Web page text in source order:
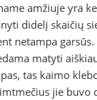
amžiuje yra
didelį skaičių
netampa
matyti
tas kaimo
jie buvo